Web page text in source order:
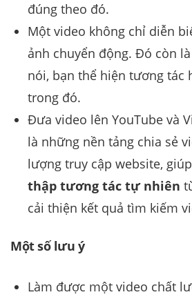
đúng theo đó.
Một video không chỉ diễn
ảnh chuyển động. Đó còn
nói, bạn thể hiện tương tác
trong đó.
Đưa video lên YouTube và
là những nền tảng chia sẻ
lượng truy cập website,
thập tương tác tự nhiên
cải thiện kết quả tìm kiếm
Một số lưu ý
Làm được một video chất